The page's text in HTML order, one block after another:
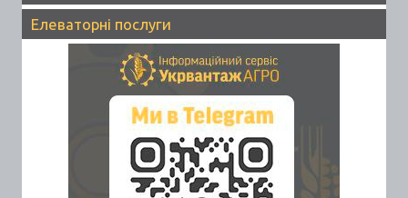
Елеваторні послуги